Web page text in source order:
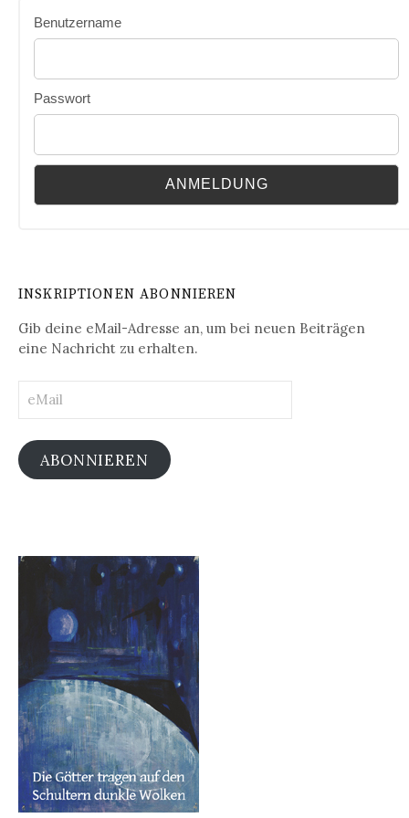
Benutzername
Passwort
INSKRIPTIONEN ABONNIEREN
Gib deine eMail-Adresse an, um bei neuen Beiträgen
eine Nachricht zu erhalten.
ABONNIEREN